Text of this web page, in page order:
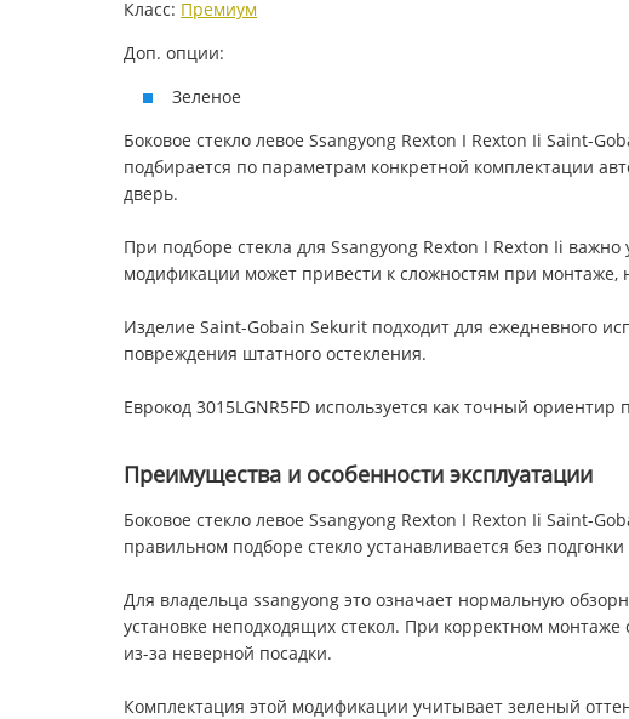
Класс: Премиум
Доп. опции:
Зеленое
Боковое стекло левое Ssangyong Rexton I Rexton Ii Saint-
подбирается по параметрам конкретной комплектации
дверь.
При подборе стекла для Ssangyong Rexton I Rexton Ii
модификации может привести к сложностям при
Изделие Saint-Gobain Sekurit подходит для ежедневного
повреждения штатного остекления.
Еврокод 3015LGNR5FD используется как точный
Преимущества и особенности эксплуатации
Боковое стекло левое Ssangyong Rexton I Rexton Ii Saint-
правильном подборе стекло устанавливается без
Для владельца ssangyong это означает нормальную
установке неподходящих стекол. При корректном монтаже
из-за неверной посадки.
Комплектация этой модификации учитывает зеленый